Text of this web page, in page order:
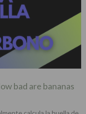
bad are bananas